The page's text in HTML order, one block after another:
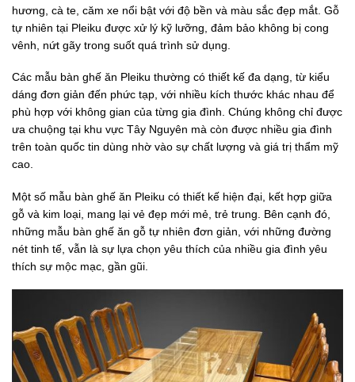
hương, cà te, căm xe nổi bật với độ bền và màu sắc đẹp mắt. Gỗ
tự nhiên tại Pleiku được xử lý kỹ lưỡng, đảm bảo không bị cong
vênh, nứt gãy trong suốt quá trình sử dụng.
Các mẫu bàn ghế ăn Pleiku thường có thiết kế đa dạng, từ kiểu
dáng đơn giản đến phức tạp, với nhiều kích thước khác nhau để
phù hợp với không gian của từng gia đình. Chúng không chỉ được
ưa chuộng tại khu vực Tây Nguyên mà còn được nhiều gia đình
trên toàn quốc tin dùng nhờ vào sự chất lượng và giá trị thẩm mỹ
cao.
Một số mẫu bàn ghế ăn Pleiku có thiết kế hiện đại, kết hợp giữa
gỗ và kim loại, mang lại vẻ đẹp mới mẻ, trẻ trung. Bên cạnh đó,
những mẫu bàn ghế ăn gỗ tự nhiên đơn giản, với những đường
nét tinh tế, vẫn là sự lựa chọn yêu thích của nhiều gia đình yêu
thích sự mộc mạc, gần gũi.